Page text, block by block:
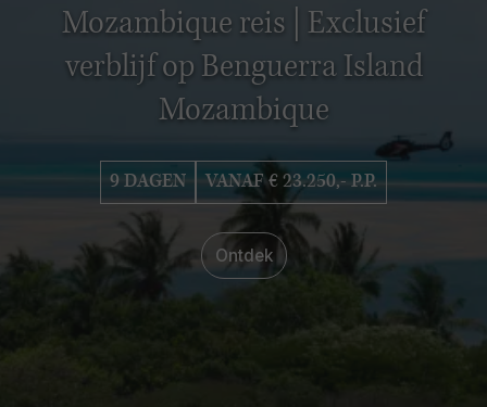
Mozambique reis | Exclusief
verblijf op Benguerra Island
Mozambique
9 DAGEN VANAF € 23.250,- P.P.
Ontdek